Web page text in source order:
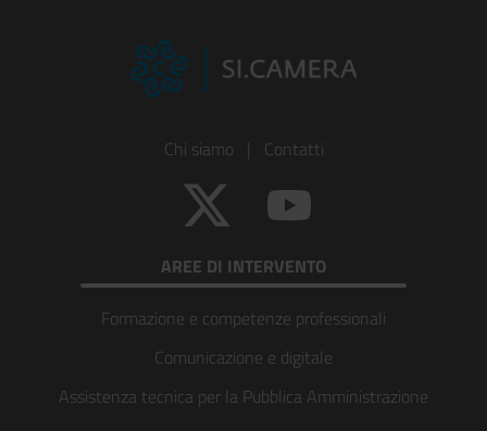
Chi siamo | Contatti
Twitter
AREE DI INTERVENTO
Formazione e competenze professionali
Comunicazione e digitale
Assistenza tecnica per la Pubblica Amministrazione